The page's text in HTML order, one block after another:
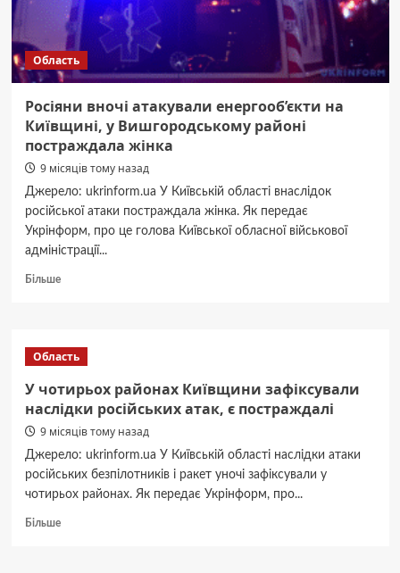
(ФОТО)
Область
Росіяни вночі атакували енергооб’єкти на
Київщині, у Вишгородському районі
постраждала жінка
9 місяців тому назад
Джерело: ukrinform.ua У Київській області внаслідок
російської атаки постраждала жінка. Як передає
Укрінформ, про це голова Київської обласної військової
адміністрації...
БільшеДокладніше
енергооб’єкти
Київщині,
у
Вишгородському
жінка
Область
У чотирьох районах Київщини зафіксували
наслідки російських атак, є постраждалі
9 місяців тому назад
Джерело: ukrinform.ua У Київській області наслідки атаки
російських безпілотників і ракет уночі зафіксували у
чотирьох районах. Як передає Укрінформ, про...
БільшеДокладніше